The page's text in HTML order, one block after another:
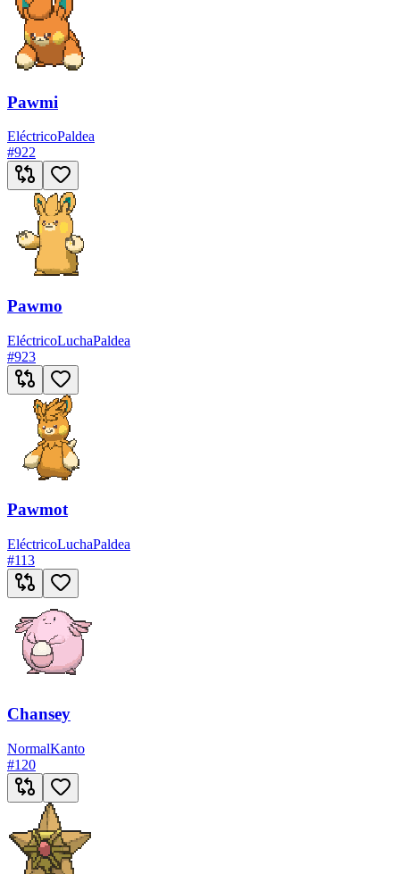
Pawmi
EléctricoPaldea
#922
Pawmo
EléctricoLuchaPaldea
#923
Pawmot
EléctricoLuchaPaldea
#113
Chansey
NormalKanto
#120